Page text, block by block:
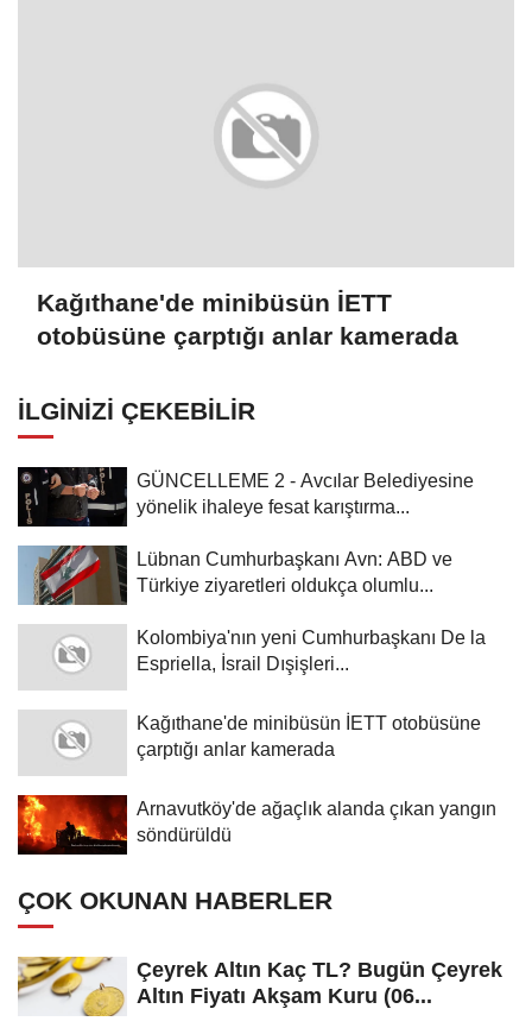
Kağıthane'de minibüsün İETT
otobüsüne çarptığı anlar kamerada
İLGINIZI ÇEKEBILIR
GÜNCELLEME 2 - Avcılar Belediyesine
yönelik ihaleye fesat karıştırma...
Lübnan Cumhurbaşkanı Avn: ABD ve
Türkiye ziyaretleri oldukça olumlu...
Kolombiya'nın yeni Cumhurbaşkanı De la
Espriella, İsrail Dışişleri...
Kağıthane'de minibüsün İETT otobüsüne
çarptığı anlar kamerada
Arnavutköy'de ağaçlık alanda çıkan yangın
söndürüldü
ÇOK OKUNAN HABERLER
Çeyrek Altın Kaç TL? Bugün Çeyrek
Altın Fiyatı Akşam Kuru (06...